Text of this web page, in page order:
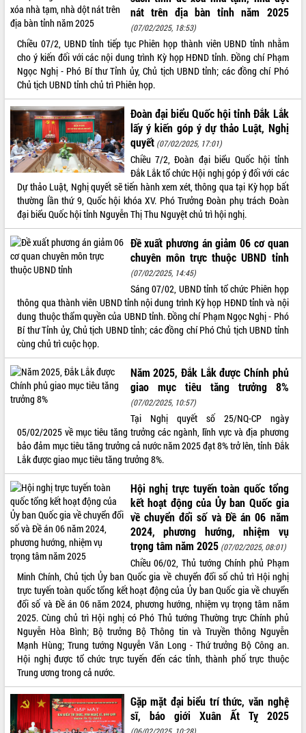
Tiến
Gặp mặt các cơ quan báo chí nhân Kỷ
niệm 101 năm Ngày Báo chí Cách
mạng Việt Nam
Đắk Lắk sơ kết 4 năm triển khai thực
hiện Đề án 06 của Chính phủ
Họp báo thông tin về Hội nghị Công bố
Quy hoạch và Xúc tiến đầu tư tỉnh Đắk
Lắk
Khơi thông điểm nghẽn, đẩy nhanh
giải ngân vốn khắc phục thiên tai
HĐND tỉnh thông qua điều chỉnh Quy
hoạch tỉnh thời kỳ 2021-2030
Hội thảo góp ý hồ sơ điều chỉnh quy
hoạch tỉnh Đắk Lắk thời kỳ 2021-2030,
tầm nhìn đến năm 2050
Nâng cao hiệu quả hoạt động của các
doanh nghiệp nhà nước
truyền số liệu chuyên dùng phục vụ cơ
quan Đảng, Nhà nước
Lễ phát động chuỗi hoạt động chung
tay làm sạch môi trường
Xã Ea Kar bước chuyển mình trong
công tác cải cách hành chính mô hình
mới
UBND tỉnh họp báo định kỳ tháng 4
Hội thảo khoa học “Giải pháp thúc đẩy
phát triển nền kinh tế xanh tại tỉnh
Đắk Lắk”
Tăng cường giám sát, đôn đốc thực
hiện nhiệm vụ quản lý tài sản công
hàng tuần
Tháo gỡ những vướng mắc, đẩy mạnh
công tác cải cách thủ tục hành chính
tại Trung tâm Phục vụ hành chính
công tỉnh
Đắk Lắk: Tôn vinh 46 giải pháp tại Hội
thi Sáng tạo Kỹ thuật 2024 - 2025
Đắk Lắk rà soát, điều chỉnh Đề án 190
về phát triển nuôi trồng thủy sản
Phó Chủ tịch UBND tỉnh Đắk Lắk
Trương Công Thái kiểm tra thực địa
Dự án cao tốc Khánh Hòa - Buôn Ma
Thuột
Định vị cà phê Việt Nam như một “di
sản sống” trong dòng chảy toàn cầu
nát trên địa bàn tỉnh năm 2025
(07/02/2025, 18:53)
Chiều 07/2, UBND tỉnh tiếp tục Phiên họp thành viên UBND tỉnh nhằm
cho ý kiến đối với các nội dung trình Kỳ họp HĐND tỉnh. Đồng chí Phạm
Ngọc Nghị - Phó Bí thư Tỉnh ủy, Chủ tịch UBND tỉnh; các đồng chí Phó
Chủ tịch UBND tỉnh chủ trì Phiên họp.
Đoàn đại biểu Quốc hội tỉnh Đắk Lắk
lấy ý kiến góp ý dự thảo Luật, Nghị
quyết (07/02/2025, 17:01)
Chiều 7/2, Đoàn đại biểu Quốc hội tỉnh
Đắk Lắk tổ chức Hội nghị góp ý đối với các
Dự thảo Luật, Nghị quyết sẽ tiến hành xem xét, thông qua tại Kỳ họp bất
thường lần thứ 9, Quốc hội khóa XV. Phó Trưởng Đoàn phụ trách Đoàn
đại biểu Quốc hội tỉnh Nguyễn Thị Thu Nguyệt chủ trì hội nghị.
Đề xuất phương án giảm 06 cơ quan
chuyên môn trực thuộc UBND tỉnh
(07/02/2025, 14:45)
Sáng 07/02, UBND tỉnh tổ chức Phiên họp
thông qua thành viên UBND tỉnh nội dung trình Kỳ họp HĐND tỉnh và nội
dung thuộc thẩm quyền của UBND tỉnh. Đồng chí Phạm Ngọc Nghị - Phó
Bí thư Tỉnh ủy, Chủ tịch UBND tỉnh; các đồng chí Phó Chủ tịch UBND tỉnh
cùng chủ trì cuộc họp.
Năm 2025, Đắk Lắk được Chính phủ
giao mục tiêu tăng trưởng 8%
(07/02/2025, 10:57)
Tại Nghị quyết số 25/NQ-CP ngày
05/02/2025 về mục tiêu tăng trưởng các ngành, lĩnh vực và địa phương
bảo đảm mục tiêu tăng trưởng cả nước năm 2025 đạt 8% trở lên, tỉnh Đắk
Lắk được giao mục tiêu tăng trưởng 8%.
Hội nghị trực tuyến toàn quốc tổng
kết hoạt động của Ủy ban Quốc gia
về chuyển đổi số và Đề án 06 năm
2024, phương hướng, nhiệm vụ
trọng tâm năm 2025 (07/02/2025, 08:01)
Chiều 06/02, Thủ tướng Chính phủ Phạm
Minh Chính, Chủ tịch Ủy ban Quốc gia về chuyển đổi số chủ trì Hội nghị
trực tuyến toàn quốc tổng kết hoạt động của Ủy ban Quốc gia về chuyển
đổi số và Đề án 06 năm 2024, phương hướng, nhiệm vụ trọng tâm năm
2025. Cùng chủ trì Hội nghị có Phó Thủ tướng Thường trực Chính phủ
Nguyễn Hòa Bình; Bộ trưởng Bộ Thông tin và Truyền thông Nguyễn
Mạnh Hùng; Trung tướng Nguyễn Văn Long - Thứ trưởng Bộ Công an.
Hội nghị được tổ chức trực tuyến đến các tỉnh, thành phố trực thuộc
Trung ương trong cả nước.
Gặp mặt đại biểu trí thức, văn nghệ
sĩ, báo giới Xuân Ất Tỵ 2025
(06/02/2025, 10:28)